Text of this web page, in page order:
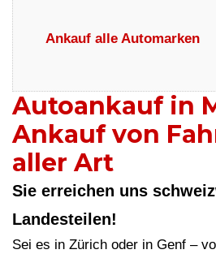
Ankauf alle Automarken
Autoankauf in
Ankauf von
aller Art
Sie erreichen uns
Landesteilen!
Sei es in Zürich oder in Genf –